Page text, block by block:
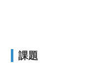
課題